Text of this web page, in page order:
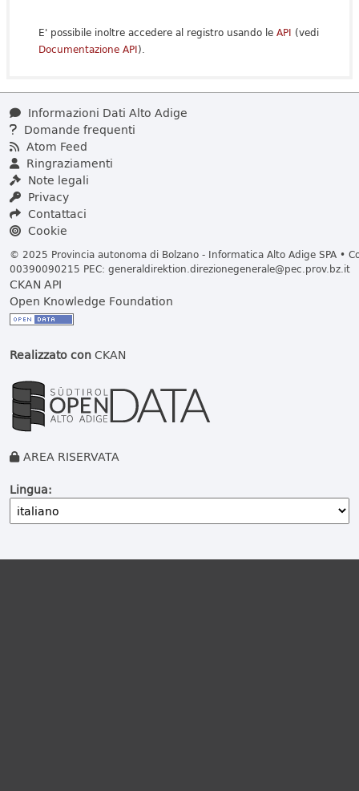
E' possibile inoltre accedere al registro usando le API (vedi
Documentazione API).
Informazioni Dati Alto Adige
Domande frequenti
Atom Feed
Ringraziamenti
Note legali
Privacy
Contattaci
Cookie
© 2025 Provincia autonoma di Bolzano - Informatica Alto Adige SPA •
00390090215 PEC: generaldirektion.direzionegenerale@pec.prov.bz.it
CKAN API
Open Knowledge Foundation
Realizzato conCKAN
AREA RISERVATA
Lingua